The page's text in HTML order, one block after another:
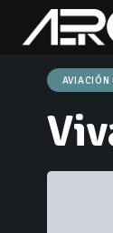
AVIACIÓN